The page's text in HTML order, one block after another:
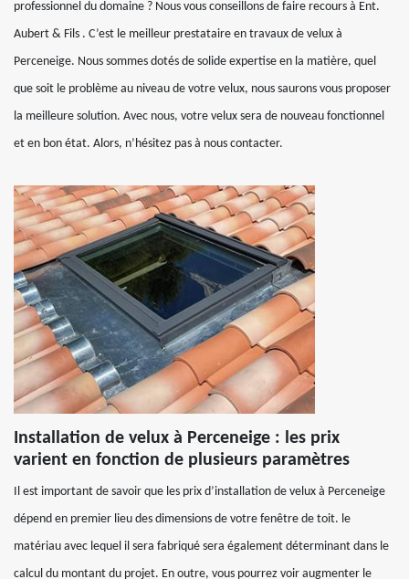
professionnel du domaine ? Nous vous conseillons de faire recours à Ent.
Aubert & Fils . C’est le meilleur prestataire en travaux de velux à
Perceneige. Nous sommes dotés de solide expertise en la matière, quel
que soit le problème au niveau de votre velux, nous saurons vous proposer
la meilleure solution. Avec nous, votre velux sera de nouveau fonctionnel
et en bon état. Alors, n’hésitez pas à nous contacter.
Installation de velux à Perceneige : les prix
varient en fonction de plusieurs paramètres
Il est important de savoir que les prix d’installation de velux à Perceneige
dépend en premier lieu des dimensions de votre fenêtre de toit. le
matériau avec lequel il sera fabriqué sera également déterminant dans le
calcul du montant du projet. En outre, vous pourrez voir augmenter le